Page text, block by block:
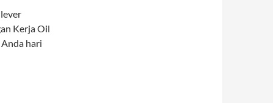
Kerja Oil
hari